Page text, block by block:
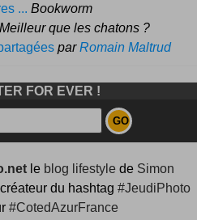
... Bookworm
Meilleur que les chatons ?
parRomain Maltrud
FOR EVER !
le blog lifestylede Simon
du hashtag #JeudiPhoto
#CotedAzurFrance